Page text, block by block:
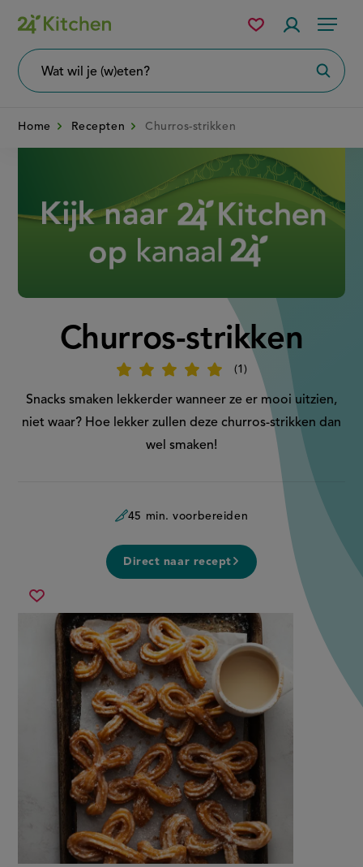
Overslaan
en
naar
Menu
wil
Mijn
bewaarde
Home Recepten Churros-strikken
Churros-strikken
1
Beoordeel
'Churros-
strikken'
Snacks smaken lekkerder wanneer ze er mooi uitzien,
niet waar? Hoe lekker zullen deze churros-strikken dan
wel smaken!
45 min. voorbereiden
Direct naar recept
Sla
recept
churros-
strikken